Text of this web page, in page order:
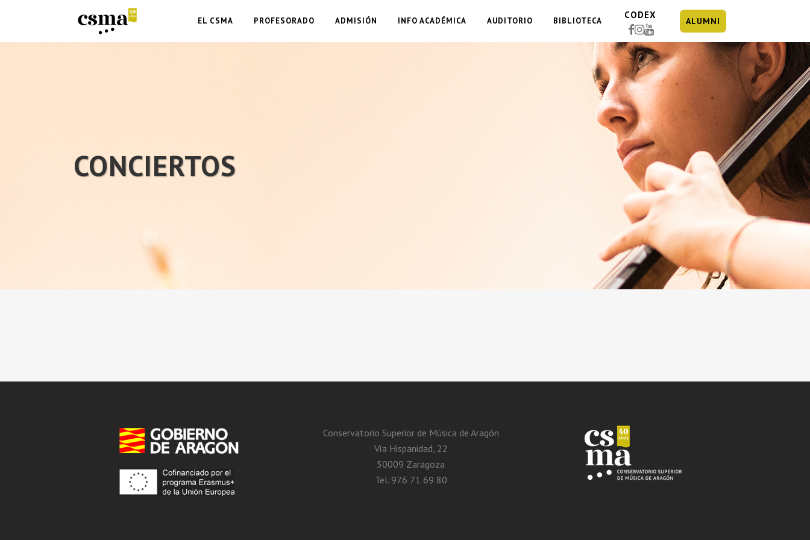
EL CSMA PROFESORADO ADMISIÓN INFO ACADÉMICA AUDITORIO BIBLIOTECA
CODEX
ALUMNI
CONCIERTOS
Conservatorio Superior de Música de Aragón
Vía Hispanidad, 22
50009 Zaragoza
Tel. 976 71 69 80